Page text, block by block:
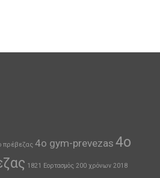
πρέβεζας 4o gym-prevezas 4ο
1821 Εορτασμός 200 χρόνων 2018